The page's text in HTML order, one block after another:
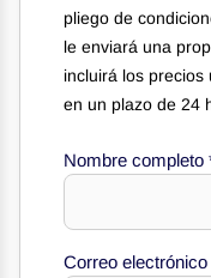
pliego de
le enviará una
incluirá los precios
en un plazo de 24
Nombre completo
Correo